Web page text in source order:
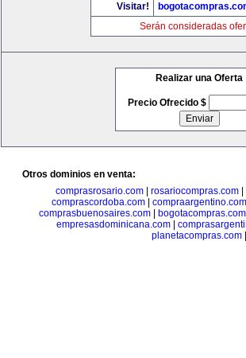
Visitar!
Serán consideradas
Realizar una Oferta
Precio Ofrecido $
Otros dominios en venta:
comprasrosario.com
rosariocompras.com
comprascordoba.com
compraargentino.com
comprasbuenosaires.com
bogotacompras.com
empresasdominicana.com|
planetacompras.com